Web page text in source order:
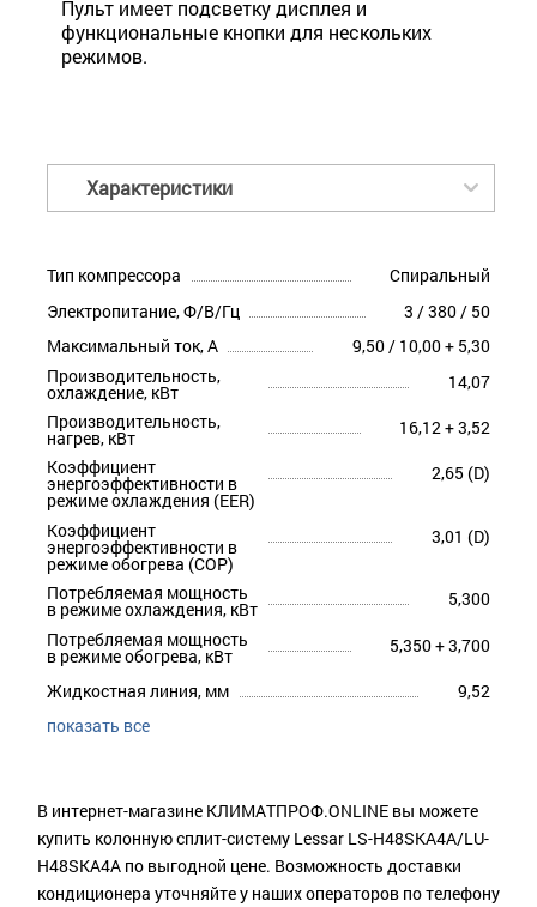
Пульт имеет подсветку дисплея и
функциональные кнопки для нескольких
режимов.
Характеристики
Тип компрессора
Спиральный
Электропитание, Ф/В/Гц
3 / 380 / 50
Максимальный ток, А
9,50 / 10,00 + 5,30
Производительность,
охлаждение, кВт
14,07
Производительность,
нагрев, кВт
16,12 + 3,52
Коэффициент
энергоэффективности в
режиме охлаждения (EER)
2,65 (D)
Коэффициент
энергоэффективности в
режиме обогрева (COP)
3,01 (D)
Потребляемая мощность
в режиме охлаждения, кВт
5,300
Потребляемая мощность
в режиме обогрева, кВт 5,350 + 3,700
Жидкостная линия, мм
9,52
показать все
В интернет-магазине КЛИМАТПРОФ.ONLINE вы можете
купить колонную сплит-систему Lessar LS-H48SKA4A/LU-
H48SKA4A по выгодной цене. Возможность доставки
кондиционера уточняйте у наших операторов по телефону